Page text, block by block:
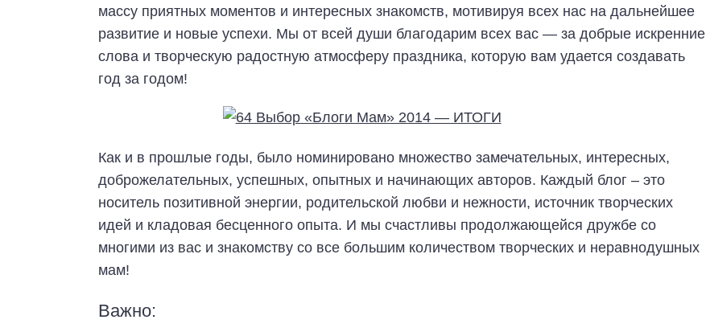
массу приятных моментов и интересных знакомств, мотивируя всех нас на дальнейшее
развитие и новые успехи. Мы от всей души благодарим всех вас — за добрые искренние
слова и творческую радостную атмосферу праздника, которую вам удается создавать
год за годом!
Как и в прошлые годы, было номинировано множество замечательных, интересных,
доброжелательных, успешных, опытных и начинающих авторов. Каждый блог – это
носитель позитивной энергии, родительской любви и нежности, источник творческих
идей и кладовая бесценного опыта. И мы счастливы продолжающейся дружбе со
многими из вас и знакомству со все большим количеством творческих и неравнодушных
мам!
Важно: